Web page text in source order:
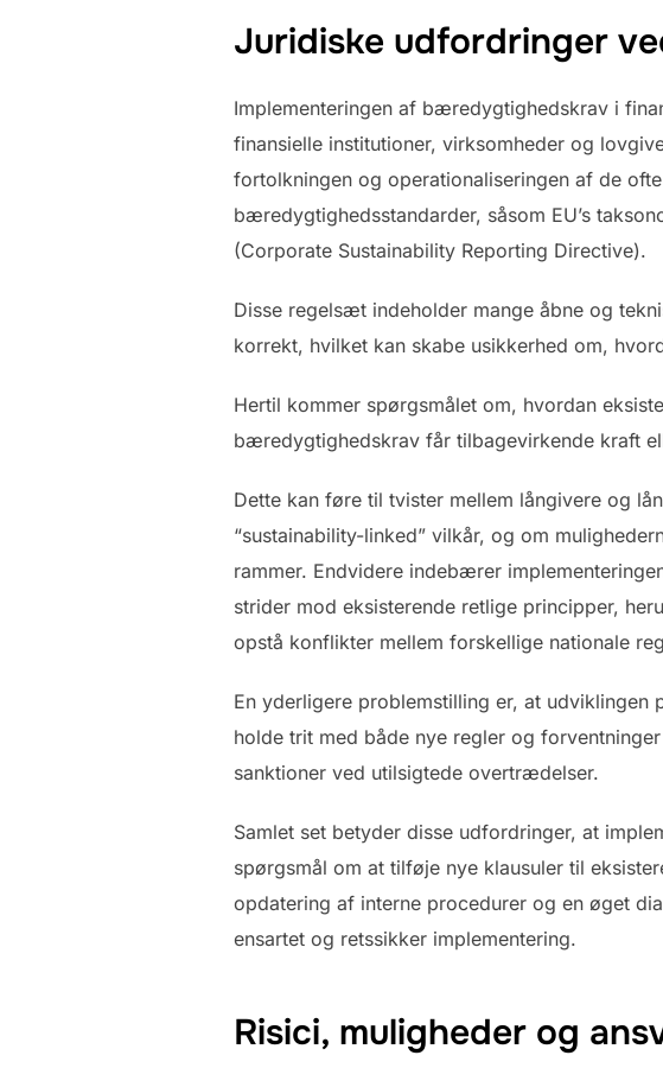
Juridiske udfordringer
Implementeringen af bæredygtighedskrav i
finansielle institutioner, virksomheder og
fortolkningen og operationaliseringen af de
bæredygtighedsstandarder, såsom EU’s
(Corporate Sustainability Reporting Directive).
Disse regelsæt indeholder mange åbne og
korrekt, hvilket kan skabe usikkerhed om,
Hertil kommer spørgsmålet om, hvordan
bæredygtighedskrav får tilbagevirkende kraft
Dette kan føre til tvister mellem långivere og
“sustainability-linked” vilkår, og om
rammer. Endvidere indebærer
strider mod eksisterende retlige principper,
opstå konflikter mellem forskellige nationale
En yderligere problemstilling er, at
holde trit med både nye regler og
sanktioner ved utilsigtede overtrædelser.
Samlet set betyder disse udfordringer, at
spørgsmål om at tilføje nye klausuler til
opdatering af interne procedurer og en øget
ensartet og retssikker implementering.
Risici, muligheder og